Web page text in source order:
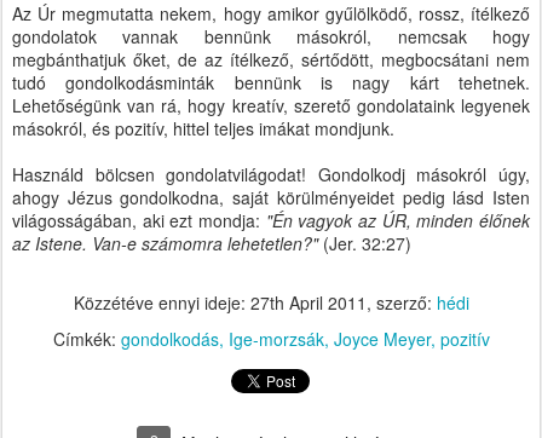
Az Úr megmutatta nekem, hogy amikor gyűlölködő, rossz, ítélkező
gondolatok vannak bennünk másokról, nemcsak hogy
megbánthatjuk őket, de az ítélkező, sértődött, megbocsátani nem
tudó gondolkodásminták bennünk is nagy kárt tehetnek.
Lehetőségünk van rá, hogy kreatív, szerető gondolataink legyenek
másokról, és pozitív, hittel teljes imákat mondjunk.
Használd bölcsen gondolatvilágodat! Gondolkodj másokról úgy,
ahogy Jézus gondolkodna, saját körülményeidet pedig lásd Isten
világosságában, aki ezt mondja: "Én vagyok az ÚR, minden élőnek
az Istene. Van-e számomra lehetetlen?"(Jer. 32:27)
Közzétéve ennyi ideje: 27th April 2011 , szerző: hédi
Címkék: gondolkodás Ige-morzsák Joyce Meyer pozitív